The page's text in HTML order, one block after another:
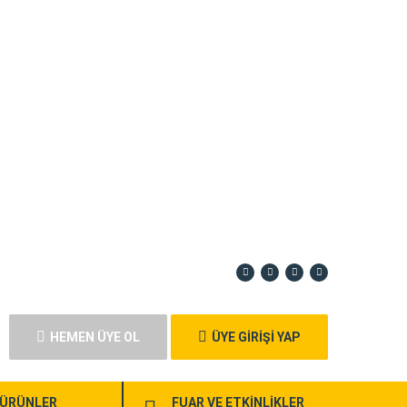
HEMEN ÜYE OL ÜYE GİRİŞİ YAP
ÜRÜNLER FUAR VE ETKİNLİKLER